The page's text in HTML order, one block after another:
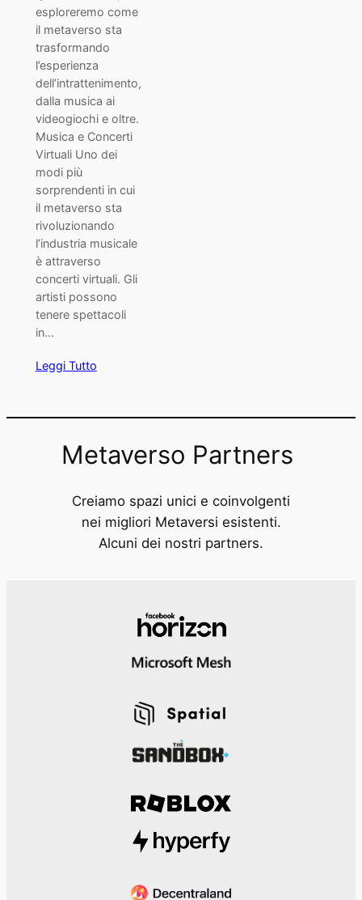
esploreremo come
il metaverso sta
trasformando
l’esperienza
dell’intrattenimento,
dalla musica ai
videogiochi e oltre.
Musica e Concerti
Virtuali Uno dei
modi più
sorprendenti in cui
il metaverso sta
rivoluzionando
l’industria musicale
è attraverso
concerti virtuali. Gli
artisti possono
tenere spettacoli
in…
Leggi Tutto
Metaverso Partners
Creiamo spazi unici e coinvolgenti
nei migliori Metaversi esistenti.
Alcuni dei nostri partners.